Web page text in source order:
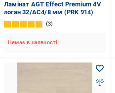
Ламінат AGT Effect Premium 4V
логан 32/АС4/8 мм (PRK 914)
3
Немає в наявності